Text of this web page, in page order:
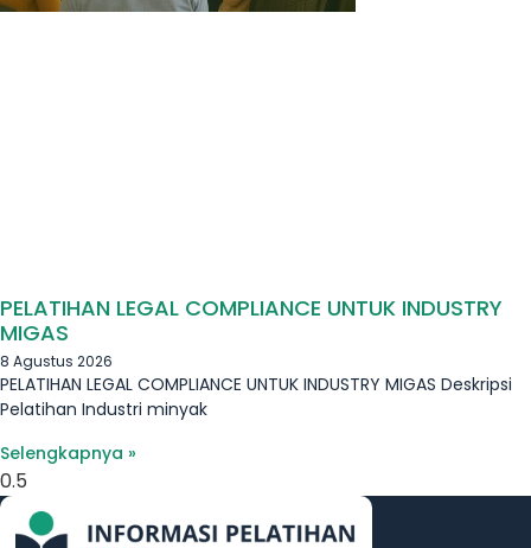
PELATIHAN LEGAL COMPLIANCE UNTUK INDUSTRY
MIGAS
8 Agustus 2026
PELATIHAN LEGAL COMPLIANCE UNTUK INDUSTRY MIGAS Deskripsi
Pelatihan Industri minyak
Selengkapnya »